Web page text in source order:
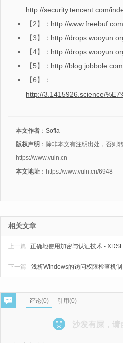
http://security.tencent.com/
【2】： http://
【3】： http://
【4】： http://
【5】： http://
【6】：
http://3.1415926.science/
本文作者 ： Sofia
版权声明 ：除非本文有注明出处，否则
https://www.vuln.cn
本文地址 ：https://www.vuln.cn/6948
相关文章
上一篇 正确地使用加密与认证技术 -
浅析Windows的访问权限检查机
下一篇
评论(0) 引用(0)
沙发有屎，请